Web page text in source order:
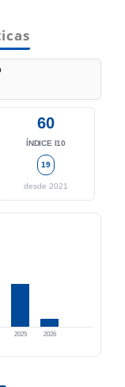
60
ÍNDICE I10
19
desde 2021
2025 2026